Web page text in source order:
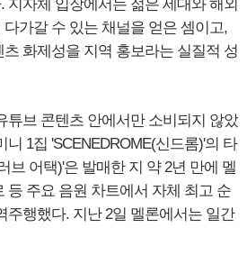
지자체 입장에서는 젊은 세대와 해외
가갈 수 있는 채널을 얻은 셈이고,
화제성을 지역 홍보라는 실질적 성
튜브 콘텐츠 안에서만 소비되지 않았
니 1집 'SCENEDROME(신드롬)'의 타
브 어택)'은 발매한 지 약 2년 만에 멜
등 주요 음원 차트에서 자체 최고 순
주행했다. 지난 2일 멜론에서는 일간